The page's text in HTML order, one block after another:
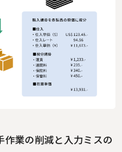
作業の削減と入力ミスの